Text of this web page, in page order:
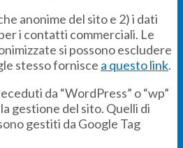
anonime del sito e 2) i dati
i contatti commerciali. Le
si possono escludere
stesso fornisce a questo link.
da “WordPress” o “wp”
gestione del sito. Quelli di
gestiti da Google Tag